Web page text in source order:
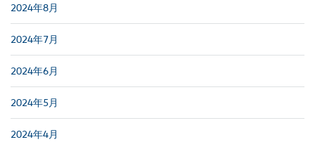
2024年8月
2024年7月
2024年6月
2024年5月
2024年4月